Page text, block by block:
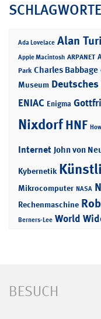
SCHLAGWORTE
Ada Lovelace Alan
Apple Macintosh ARPANET
Park Charles Babbage
Museum
ENIAC Enigma
NixdorfHNF
Internet John von
Kybernetik
Mikrocomputer NASA
Rechenmaschine
Berners-Lee World
BESUCH